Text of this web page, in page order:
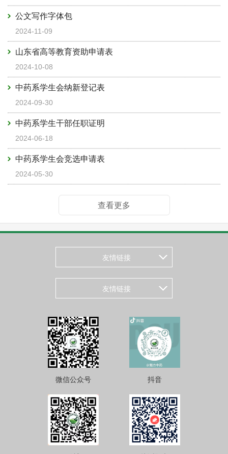
公文写作字体包
2024-11-09
山东省高等教育资助申请表
2024-10-08
中药系学生会纳新登记表
2024-09-30
中药系学生干部任职证明
2024-06-18
中药系学生会竞选申请表
2024-05-30
查看更多
友情链接
友情链接
微信公众号 抖音